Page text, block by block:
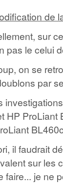
de
sur
pas le celui
on se
par
HP ProLiant
il faudrait
sur les
faire... je ne